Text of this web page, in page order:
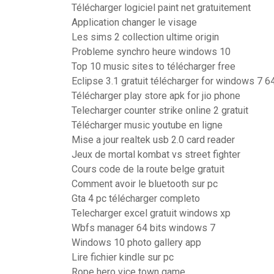
Télécharger logiciel paint net gratuitement
Application changer le visage
Les sims 2 collection ultime origin
Probleme synchro heure windows 10
Top 10 music sites to télécharger free
Eclipse 3.1 gratuit télécharger for windows 7
Télécharger play store apk for jio phone
Telecharger counter strike online 2 gratuit
Télécharger music youtube en ligne
Mise a jour realtek usb 2.0 card reader
Jeux de mortal kombat vs street fighter
Cours code de la route belge gratuit
Comment avoir le bluetooth sur pc
Gta 4 pc télécharger completo
Telecharger excel gratuit windows xp
Wbfs manager 64 bits windows 7
Windows 10 photo gallery app
Lire fichier kindle sur pc